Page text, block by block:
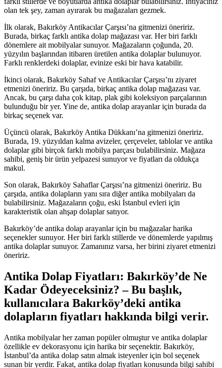
olan tek şey, zaman ayırarak bu mağazaları gezmek.
İlk olarak, Bakırköy Antikacılar Çarşısı’na gitmenizi öneririz.
Burada, birkaç farklı antika dolap mağazası var. Her biri farklı
dönemlere ait mobilyalar sunuyor. Mağazaların çoğunda, 20.
yüzyılın başlarından itibaren üretilen antika dolaplar bulunuyor.
Farklı renklerdeki dolaplar, evinize eski bir hava katabilir.
İkinci olarak, Bakırköy Sahaf ve Antikacılar Çarşısı’nı ziyaret
etmenizi öneririz. Bu çarşıda, birkaç antika dolap mağazası var.
Ancak, bu çarşı daha çok kitap, plak gibi koleksiyon parçalarının
bulunduğu bir yer. Yine de, antika dolap arayanlar için burada da
birkaç seçenek var.
Üçüncü olarak, Bakırköy Antika Dükkanı’na gitmenizi öneririz.
Burada, 19. yüzyıldan kalma avizeler, çerçeveler, tablolar ve antika
dolaplar gibi birçok farklı mobilya parçası bulabilirsiniz. Mağaza
sahibi, geniş bir ürün yelpazesi sunuyor ve fiyatları da oldukça
makul.
Son olarak, Bakırköy Sahaflar Çarşısı’na gitmenizi öneririz. Bu
çarşıda, antika dolapların yanı sıra diğer antika mobilyaları da
bulabilirsiniz. Mağazaların çoğu, eski İstanbul evleri için
karakteristik olan ahşap dolaplar satıyor.
Bakırköy’de antika dolap arayanlar için bu mağazalar harika
seçenekler sunuyor. Her biri farklı stillerde ve dönemlerde yapılmış
antika dolaplar sunuyor. Zamanınız varsa, her birini ziyaret etmenizi
öneririz.
Antika Dolap Fiyatları: Bakırköy’de Ne
Kadar Ödeyeceksiniz? – Bu başlık,
kullanıcılara Bakırköy’deki antika
dolapların fiyatları hakkında bilgi verir.
Antika mobilyalar her zaman popüler olmuştur ve antika dolaplar
özellikle ev dekorasyonu için harika bir seçenektir. Bakırköy,
İstanbul’da antika dolap satın almak isteyenler için bol seçenek
sunan bir yerdir. Fakat, antika dolap fiyatları konusunda bilgi sahibi